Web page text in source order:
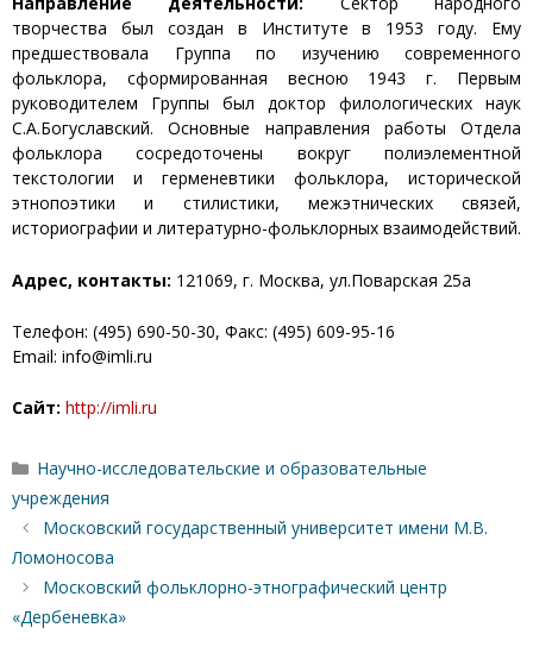
творчества был создан в Институте в 1953 году. Ему
предшествовала Группа по изучению современного
фольклора, сформированная весною 1943 г. Первым
руководителем Группы был доктор филологических наук
С.А.Богуславский. Основные направления работы Отдела
фольклора сосредоточены вокруг полиэлементной
текстологии и герменевтики фольклора, исторической
этнопоэтики и стилистики, межэтнических связей,
историографии и литературно-фольклорных взаимодействий.
Адрес, контакты: 121069, г. Москва, ул.Поварская 25а
Телефон: (495) 690-50-30, Факс: (495) 609-95-16
Email: info@imli.ru
Сайт: http://imli.ru
Рубрики
Научно-исследовательские и образовательные
учреждения
Московский государственный университет имени М.В.
Ломоносова
Московский фольклорно-этнографический центр
«Дербеневка»